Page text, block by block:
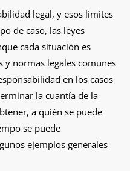
legal, y esos límites
de caso, las leyes
cada situación es
y normas legales comunes
en los casos
la cuantía de la
a quién se puede
se puede
ejemplos generales